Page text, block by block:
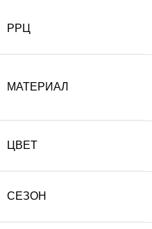
РРЦ
МАТЕРИАЛ
ЦВЕТ
СЕЗОН